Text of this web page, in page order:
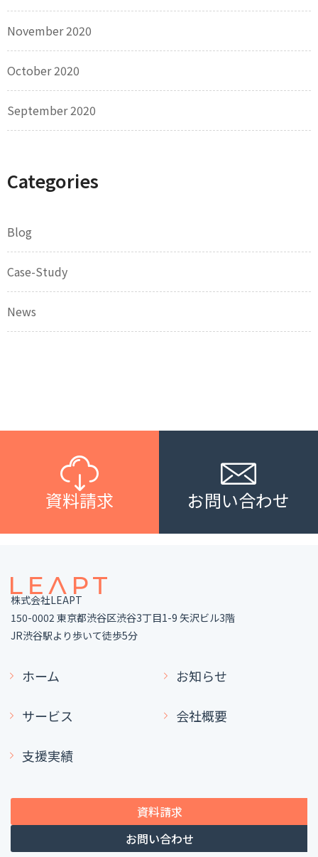
November 2020
October 2020
September 2020
Categories
Blog
Case-Study
News
資料請求 お問い合わせ
株式会社LEAPT
150-0002 東京都渋谷区渋谷3丁目1-9 矢沢ビル3階
JR渋谷駅より歩いて徒歩5分
ホーム
サービス
支援実績
お知らせ
会社概要
資料請求
お問い合わせ